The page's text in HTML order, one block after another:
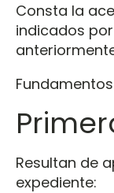
Consta la
indicados
Resultan de
expediente: